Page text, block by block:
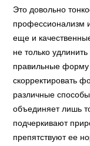
Это довольно
профессионализм
еще и
не только
правильные
скорректировать
различные
объединяет лишь
подчеркивают
препятствуют ее